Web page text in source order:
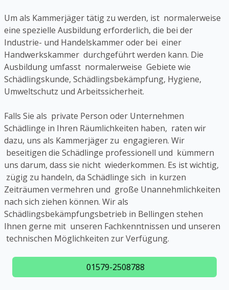
Um als Kammerjäger tätig zu werden, ist normalerweise
eine spezielle Ausbildung erforderlich, die bei der
Industrie- und Handelskammer oder bei einer
Handwerkskammer durchgeführt werden kann. Die
Ausbildung umfasst normalerweise Gebiete wie
Schädlingskunde, Schädlingsbekämpfung, Hygiene,
Umweltschutz und Arbeitssicherheit.
Falls Sie als private Person oder Unternehmen
Schädlinge in Ihren Räumlichkeiten haben, raten wir
dazu, uns als Kammerjäger zu engagieren. Wir
beseitigen die Schädlinge professionell und kümmern
uns darum, dass sie nicht wiederkommen. Es ist wichtig,
zügig zu handeln, da Schädlinge sich in kurzen
Zeiträumen vermehren und große Unannehmlichkeiten
nach sich ziehen können. Wir als
Schädlingsbekämpfungsbetrieb in Bellingen stehen
Ihnen gerne mit unseren Fachkenntnissen und unseren
technischen Möglichkeiten zur Verfügung.
01579-2508788